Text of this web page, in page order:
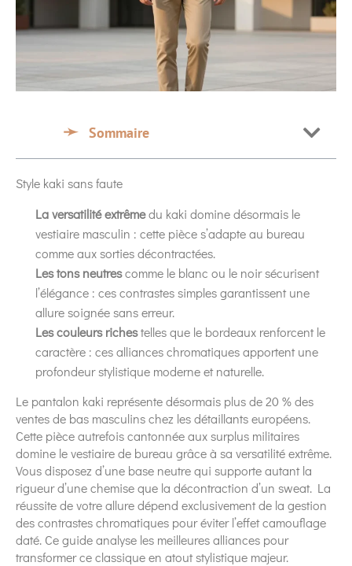
Sommaire
Style kaki sans faute
La versatilité extrêmedu kaki domine désormais le
vestiaire masculin : cette pièce s’adapte au bureau
comme aux sorties décontractées.
Les tons neutrescomme le blanc ou le noir sécurisent
l’élégance : ces contrastes simples garantissent une
allure soignée sans erreur.
Les couleurs richestelles que le bordeaux renforcent le
caractère : ces alliances chromatiques apportent une
profondeur stylistique moderne et naturelle.
Le pantalon kaki représente désormais plus de 20 % des
ventes de bas masculins chez les détaillants européens.
Cette pièce autrefois cantonnée aux surplus militaires
domine le vestiaire de bureau grâce à sa versatilité extrême.
Vous disposez d’une base neutre qui supporte autant la
rigueur d’une chemise que la décontraction d’un sweat. La
réussite de votre allure dépend exclusivement de la gestion
des contrastes chromatiques pour éviter l’effet camouflage
daté. Ce guide analyse les meilleures alliances pour
transformer ce classique en atout stylistique majeur.